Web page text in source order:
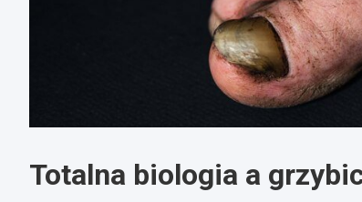
Totalna biologia a